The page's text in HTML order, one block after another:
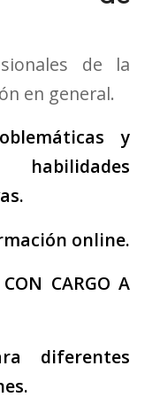
de la
en general.
y
online.
CARGO A
diferentes